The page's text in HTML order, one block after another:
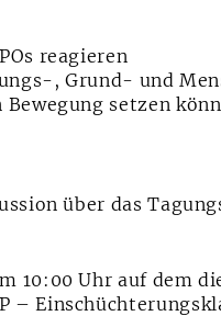
reagieren
, Grund- und
setzen
über das
10:00 Uhr auf dem
–